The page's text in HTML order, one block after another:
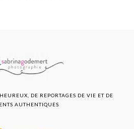
DE REPORTAGES DE VIE ET DE
AUTHENTIQUES